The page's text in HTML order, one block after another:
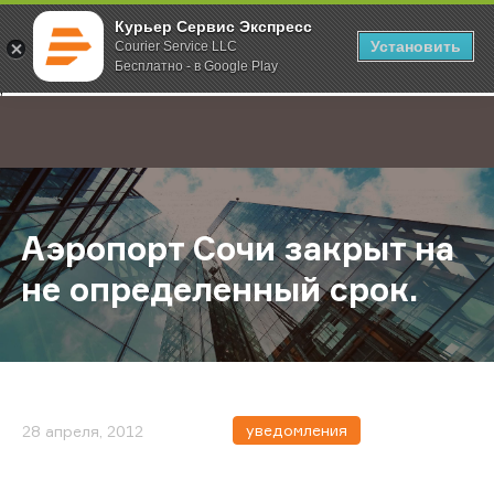
Курьер Сервис Экспресс
Courier Service LLC
Бесплатно - в Google Play
Установить
;
Главная О компании Новости Аэропорт Сочи закрыт на не
Аэропорт Сочи закрыт на
не определенный срок.
28 апреля, 2012 уведомления